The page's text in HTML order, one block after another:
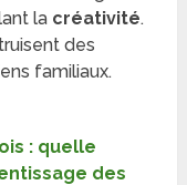
la créativité.
des
familiaux.
: quelle
des